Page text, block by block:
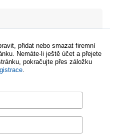
přidat nebo smazat firemní
Nemáte-li ještě účet a přejete
pokračujte přes záložku
.